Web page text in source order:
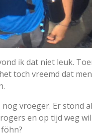
ik dat niet leuk.
toch vreemd dat
vroeger. Er stond
en op tijd weg